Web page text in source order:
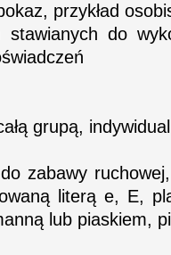
przykład
do
grupą,
zabawy
literą e, E,
lub piaskiem,